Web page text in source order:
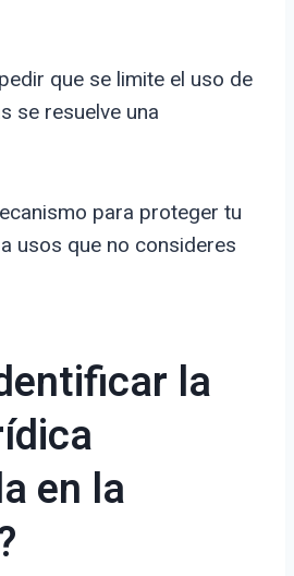
que se limite el uso de
se resuelve una
para proteger tu
usos que no consideres
la
en la